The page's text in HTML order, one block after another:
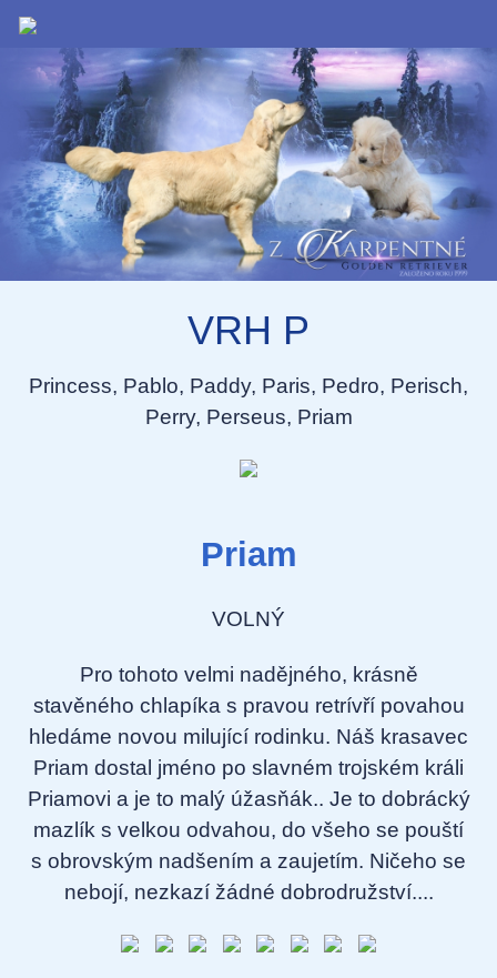
VRH P
Princess, Pablo, Paddy, Paris, Pedro, Perisch,
Perry, Perseus, Priam
Priam
VOLNÝ
Pro tohoto velmi nadějného, krásně
stavěného chlapíka s pravou retrívří povahou
hledáme novou milující rodinku. Náš krasavec
Priam dostal jméno po slavném trojském králi
Priamovi a je to malý úžasňák.. Je to dobrácký
mazlík s velkou odvahou, do všeho se pouští
s obrovským nadšením a zaujetím. Ničeho se
nebojí, nezkazí žádné dobrodružství....